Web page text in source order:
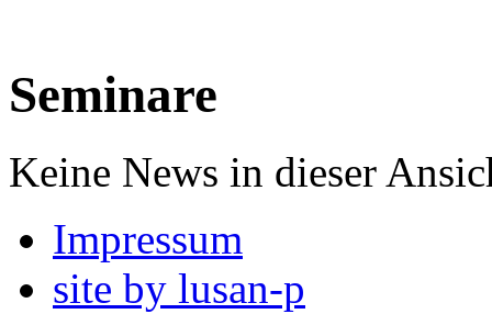
Seminare
Keine News in dieser
Impressum
site by lusan-p